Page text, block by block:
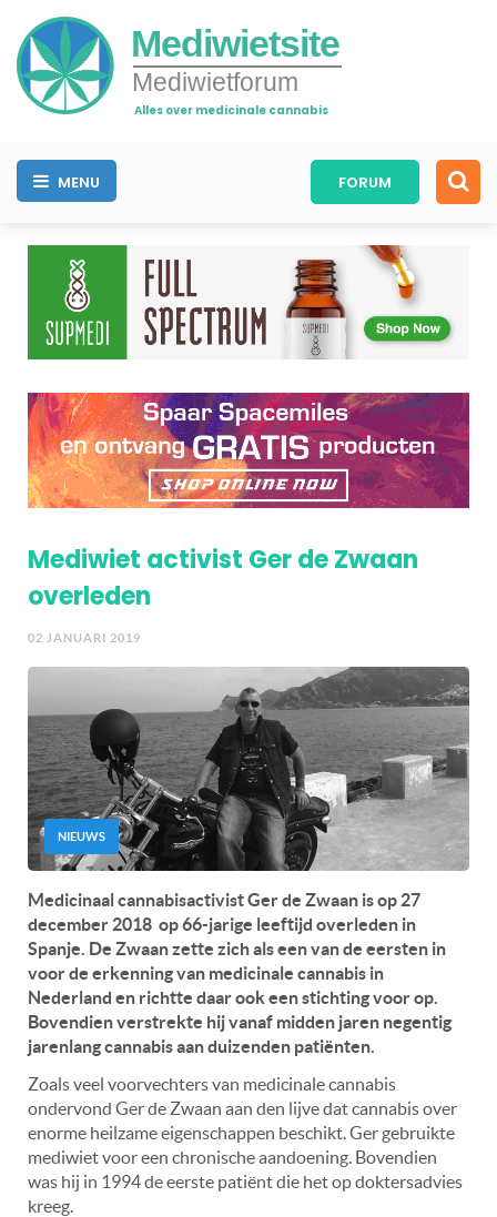
Mediwietsite
Mediwietforum
Alles over medicinale cannabis
MENU FORUM
Mediwiet activist Ger de Zwaan
overleden
02 JANUARI 2019
NIEUWS
Medicinaal cannabisactivist Ger de Zwaan is op 27
december 2018 op 66-jarige leeftijd overleden in
Spanje. De Zwaan zette zich als een van de eersten in
voor de erkenning van medicinale cannabis in
Nederland en richtte daar ook een stichting voor op.
Bovendien verstrekte hij vanaf midden jaren negentig
jarenlang cannabis aan duizenden patiënten.
Zoals veel voorvechters van medicinale cannabis
ondervond Ger de Zwaan aan den lijve dat cannabis over
enorme heilzame eigenschappen beschikt. Ger gebruikte
mediwiet voor een chronische aandoening. Bovendien
was hij in 1994 de eerste patiënt die het op doktersadvies
kreeg.